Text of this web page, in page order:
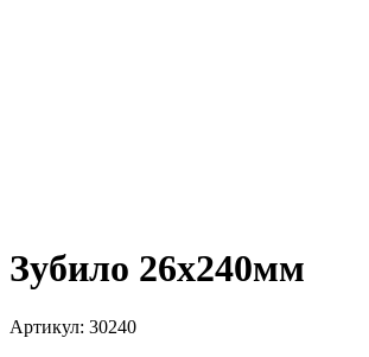
Зубило 26х240мм
Артикул: 30240